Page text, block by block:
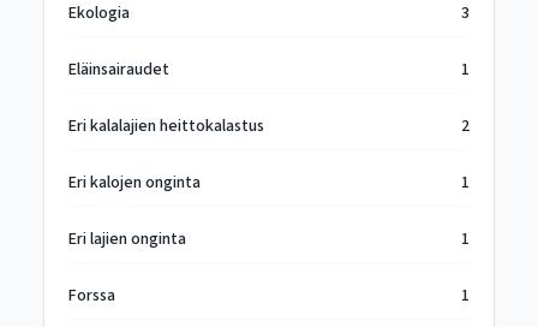
Ekologia 3
Eläinsairaudet 1
Eri kalalajien heittokalastus 2
Eri kalojen onginta 1
Eri lajien onginta 1
Forssa 1